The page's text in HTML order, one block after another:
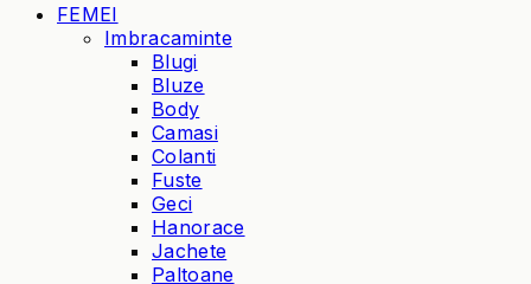
FEMEI
Imbracaminte
Blugi
Bluze
Body
Camasi
Colanti
Fuste
Geci
Hanorace
Jachete
Paltoane